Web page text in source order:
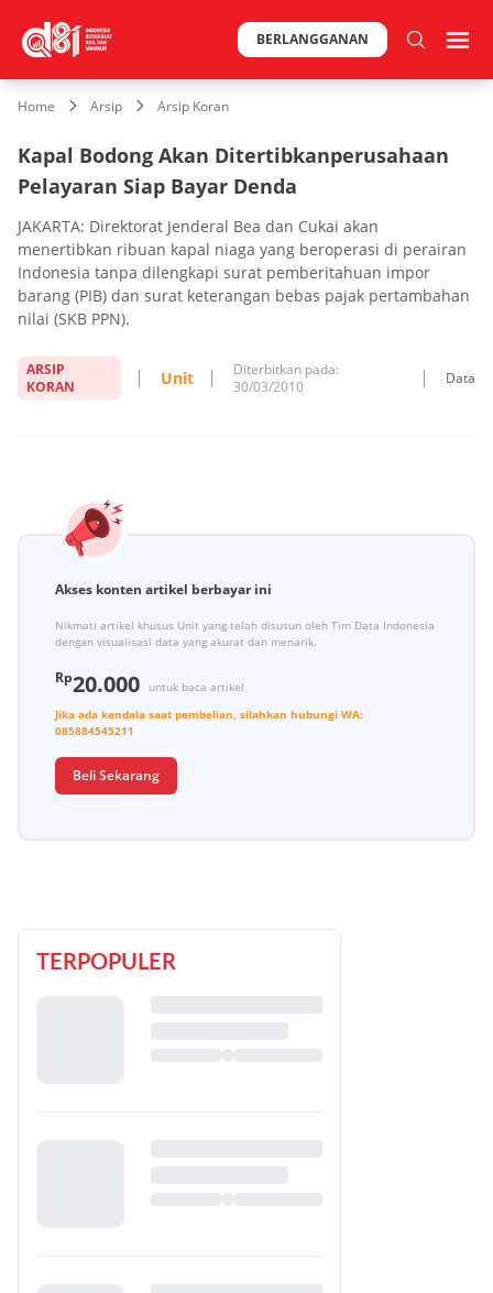
BERLANGGANAN
Home Arsip Arsip Koran
Kapal Bodong Akan Ditertibkanperusahaan
Pelayaran Siap Bayar Denda
JAKARTA: Direktorat Jenderal Bea dan Cukai akan
menertibkan ribuan kapal niaga yang beroperasi di perairan
Indonesia tanpa dilengkapi surat pemberitahuan impor
barang (PIB) dan surat keterangan bebas pajak pertambahan
nilai (SKB PPN).
ARSIP
KORAN
Unit
Diterbitkan pada:
30/03/2010
Data
Akses konten artikel berbayar ini
Nikmati artikel khusus Unit yang telah disusun oleh Tim Data Indonesia
dengan visualisasi data yang akurat dan menarik.
Rp20.000
untuk baca artikel
Jika ada kendala saat pembelian, silahkan hubungi WA:
085884545211
Beli Sekarang
TERPOPULER